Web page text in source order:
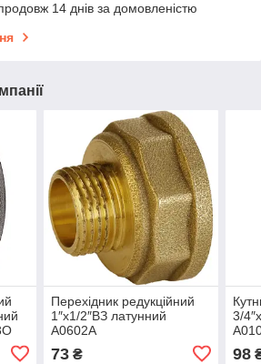
14 днів за домовленістю
Перехідник редукційний
1″х1/2″ВЗ латунний
А0602А
73₴
3/
98